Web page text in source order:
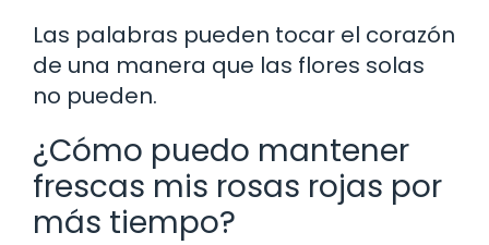
Las palabras pueden tocar el corazón
de una manera que las flores solas
no pueden.
¿Cómo puedo mantener
frescas mis rosas rojas por
más tiempo?